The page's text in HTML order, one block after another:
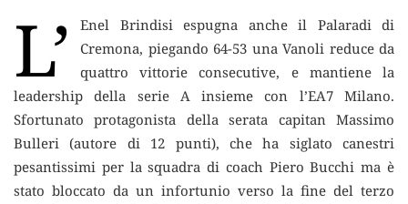
L’
Enel Brindisi espugna anche il Palaradi di
Cremona, piegando 64-53 una Vanoli reduce da
quattro vittorie consecutive, e mantiene la
leadership della serie A insieme con l’EA7 Milano.
Sfortunato protagonista della serata capitan Massimo
Bulleri (autore di 12 punti), che ha siglato canestri
pesantissimi per la squadra di coach Piero Bucchi ma è
stato bloccato da un infortunio verso la fine del terzo